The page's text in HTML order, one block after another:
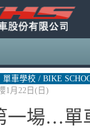
單車學校 / BIKE
1月22日(日)
一場…單